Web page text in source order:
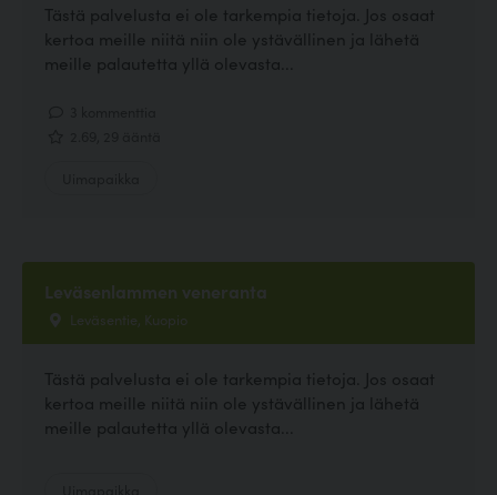
Tästä palvelusta ei ole tarkempia tietoja. Jos osaat
kertoa meille niitä niin ole ystävällinen ja lähetä
meille palautetta yllä olevasta...
Leväsenlammen veneranta
Leväsentie, Kuopio
Tästä palvelusta ei ole tarkempia tietoja. Jos osaat
kertoa meille niitä niin ole ystävällinen ja lähetä
meille palautetta yllä olevasta...